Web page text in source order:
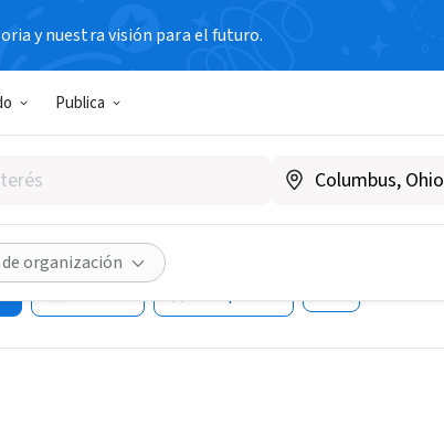
y nuestra visión para el futuro.
Publica
organización
Service of
Guardar Compartir